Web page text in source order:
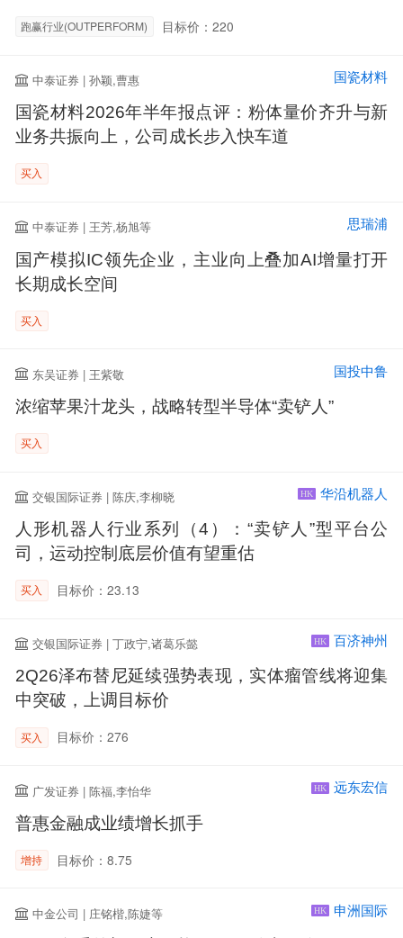
跑赢行业(OUTPERFORM) 目标价：220
中泰证券 | 孙颖,曹惠 国瓷材料
国瓷材料2026年半年报点评：粉体量价齐升与新
业务共振向上，公司成长步入快车道
买入
中泰证券 | 王芳,杨旭等 思瑞浦
国产模拟IC领先企业，主业向上叠加AI增量打开
长期成长空间
买入
东吴证券 | 王紫敬 国投中鲁
浓缩苹果汁龙头，战略转型半导体“卖铲人”
买入
交银国际证券 | 陈庆,李柳晓 HK 华沿机器人
人形机器人行业系列（4）：“卖铲人”型平台公
司，运动控制底层价值有望重估
买入 目标价：23.13
交银国际证券 | 丁政宁,诸葛乐懿 HK 百济神州
2Q26泽布替尼延续强势表现，实体瘤管线将迎集
中突破，上调目标价
买入 目标价：276
广发证券 | 陈福,李怡华 HK 远东宏信
普惠金融成业绩增长抓手
增持 目标价：8.75
中金公司 | 庄铭楷,陈婕等 HK 申洲国际